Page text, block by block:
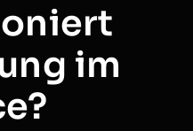
im